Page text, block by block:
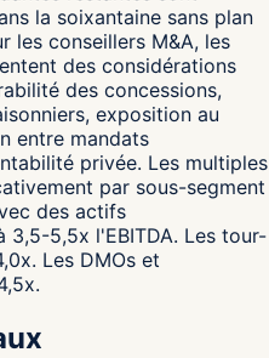
la soixantaine sans plan
les conseillers M&A, les
des considérations
des concessions,
exposition au
entre mandats
privée. Les multiples
par sous-segment
des actifs
3,5-5,5x l'EBITDA. Les tour-
Les DMOs et